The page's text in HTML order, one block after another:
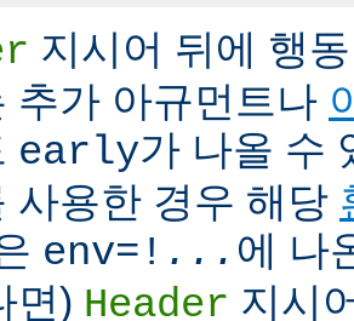
지시어 뒤에 행
추가 아규먼트나
early가 나올 수
사용한 경우 해당
env=! ... 에 나
면) Header 지시